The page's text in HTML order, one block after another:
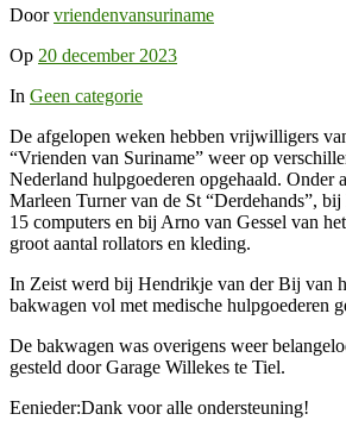
Doorvriendenvansuriname
Op 20 december 2023
In Geen categorie
De afgelopen weken hebben vrijwilligers
“Vrienden van Suriname” weer op
Nederland hulpgoederen opgehaald. Onder
Marleen Turner van de St “Derdehands”,
15 computers en bij Arno van Gessel van
groot aantal rollators en kleding.
In Zeist werd bij Hendrikje van der Bij van
bakwagen vol met medische hulpgoederen
De bakwagen was overigens weer
gesteld door Garage Willekes te Tiel.
Eenieder:Dank voor alle ondersteuning!